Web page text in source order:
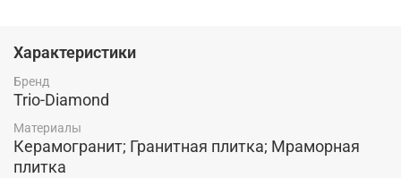
Характеристики
Бренд
Trio-Diamond
Материалы
Керамогранит; Гранитная плитка; Мраморная
плитка